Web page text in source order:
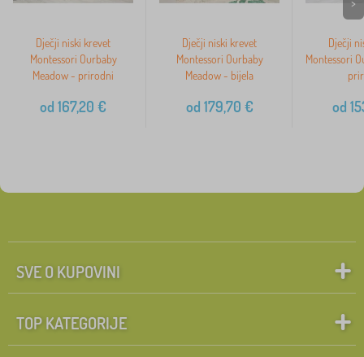
Dječji niski krevet
Montessori Ourbaby
Meadow - prirodni
od 167,20 €
Dječji niski krevet
Montessori Ourbaby
Meadow - bijela
od 179,70 €
Dječji
Montessori
od
SVE O KUPOVINI
TOP KATEGORIJE